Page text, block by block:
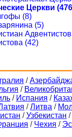
Церкви
(8)
(5)
(42)
/
/
/ Испания /
/Литва /
/Узбекистан /
/ Чехия /